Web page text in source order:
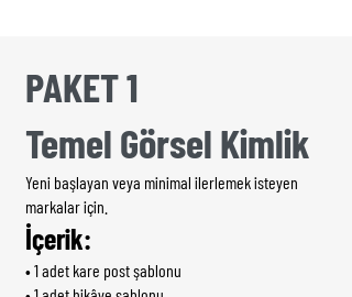
PAKET 1
Temel Görsel Kimlik
Yeni başlayan veya minimal ilerlemek isteyen
markalar için.
İçerik:
• 1 adet kare post şablonu